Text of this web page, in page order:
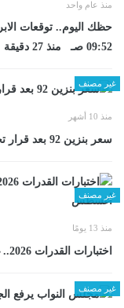
منذ عام واحد
09:52 صـ منذ 27 دقيقة
غير مصنف
منذ 10 أشهر
سعر بنزين 92 بعد قرار تحريك أسعار المنتجات البترولية
غير مصنف
منذ 13 يومًا
اختبارات القدرات 2026.. غلق باب التقدم عبر موقع التنسيق 6 أغسطس
غير مصنف